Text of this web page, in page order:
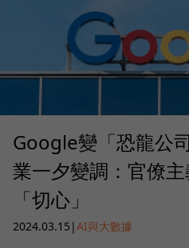
Google變「恐龍公
業一夕變調：官僚
「切心」
2024.03.15 |AI與大數據